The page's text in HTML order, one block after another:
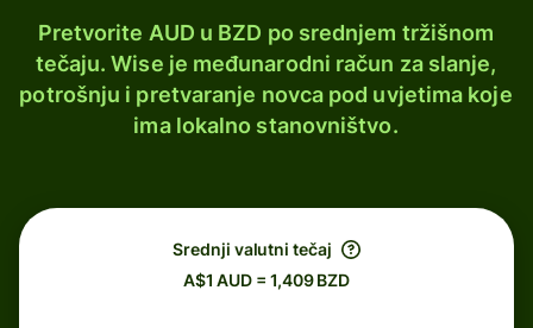
Pretvorite AUD u BZD po srednjem tržišnom
tečaju. Wise je međunarodni račun za slanje,
potrošnju i pretvaranje novca pod uvjetima koje
ima lokalno stanovništvo.
Srednji valutni tečaj
A$1 AUD = 1,409 BZD